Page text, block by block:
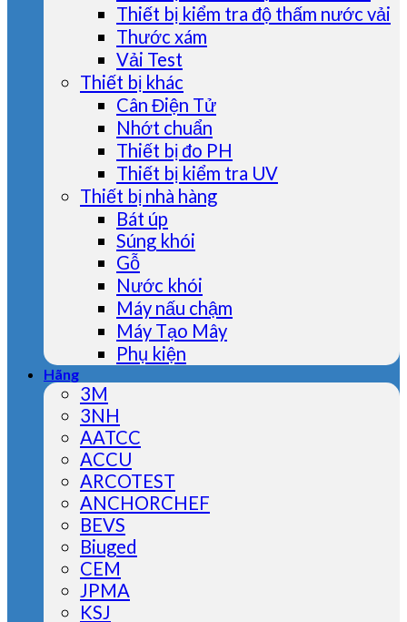
Thiết bị kiểm tra độ thấm nước vải
Thước xám
Vải Test
Thiết bị khác
Cân Điện Tử
Nhớt chuẩn
Thiết bị đo PH
Thiết bị kiểm tra UV
Thiết bị nhà hàng
Bát úp
Súng khói
Gỗ
Nước khói
Máy nấu chậm
Máy Tạo Mây
Phụ kiện
Hãng
3M
3NH
AATCC
ACCU
ARCOTEST
ANCHORCHEF
BEVS
Biuged
CEM
JPMA
KSJ